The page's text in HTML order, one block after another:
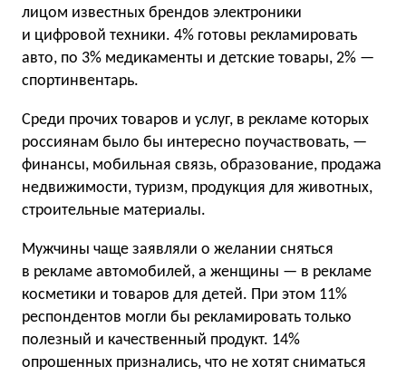
лицом известных брендов электроники
и цифровой техники. 4% готовы рекламировать
авто, по 3% медикаменты и детские товары, 2% —
спортинвентарь.
Среди прочих товаров и услуг, в рекламе которых
россиянам было бы интересно поучаствовать, —
финансы, мобильная связь, образование, продажа
недвижимости, туризм, продукция для животных,
строительные материалы.
Мужчины чаще заявляли о желании сняться
в рекламе автомобилей, а женщины — в рекламе
косметики и товаров для детей. При этом 11%
респондентов могли бы рекламировать только
полезный и качественный продукт. 14%
опрошенных признались, что не хотят сниматься